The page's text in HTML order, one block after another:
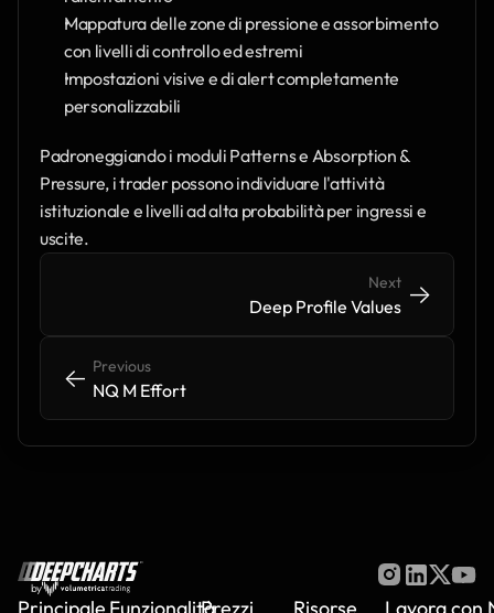
Mappatura delle zone di pressione e assorbimento
con livelli di controllo ed estremi
Impostazioni visive e di alert completamente
personalizzabili
Padroneggiando i moduli Patterns e Absorption &
Pressure, i trader possono individuare l'attività
istituzionale e livelli ad alta probabilità per ingressi e
uscite.
<- <-
Previous
NQ M Effort
Next
Deep Profile Values
-> ->
by